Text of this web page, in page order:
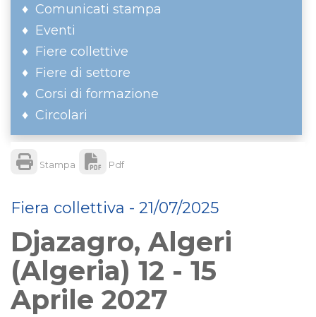
Comunicati stampa
Eventi
Fiere collettive
Fiere di settore
Corsi di formazione
Circolari
Stampa Pdf
Fiera collettiva - 21/07/2025
Djazagro, Algeri
(Algeria) 12 - 15
Aprile 2027